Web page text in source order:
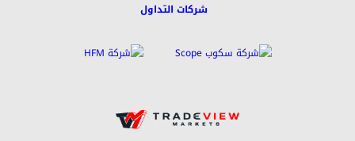
شركات التداول